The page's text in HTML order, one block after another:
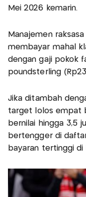
Mei 2026 kemarin.
Manajemen
membayar mahal
dengan gaji pokok
poundsterling
Jika ditambah
target lolos empat
bernilai hingga 3,5
bertengger di
bayaran tertinggi di